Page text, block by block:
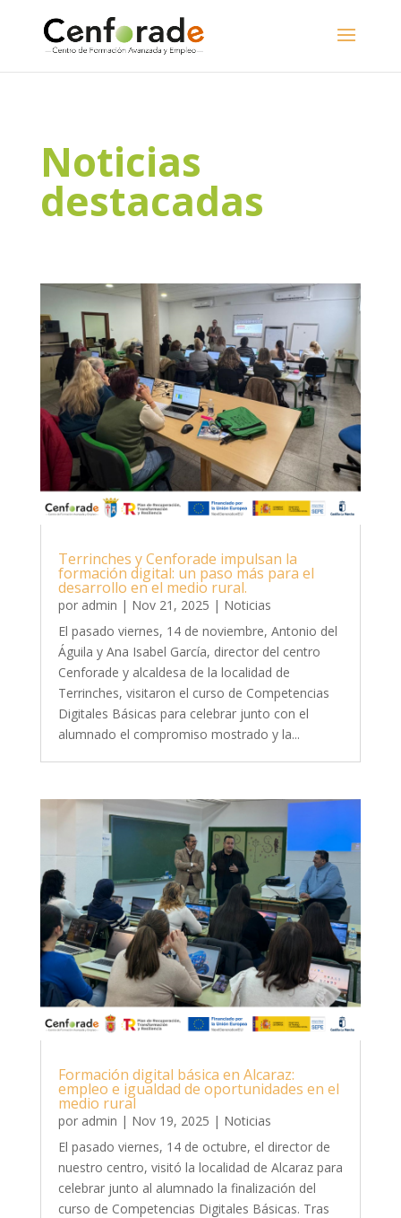
Noticias
destacadas
Terrinches y Cenforade impulsan la
formación digital: un paso más para el
desarrollo en el medio rural.
por admin | Nov 21, 2025 | Noticias
El pasado viernes, 14 de noviembre, Antonio del
Águila y Ana Isabel García, director del centro
Cenforade y alcaldesa de la localidad de
Terrinches, visitaron el curso de Competencias
Digitales Básicas para celebrar junto con el
alumnado el compromiso mostrado y la...
Formación digital básica en Alcaraz:
empleo e igualdad de oportunidades en el
medio rural
por admin | Nov 19, 2025 | Noticias
El pasado viernes, 14 de octubre, el director de
nuestro centro, visitó la localidad de Alcaraz para
celebrar junto al alumnado la finalización del
curso de Competencias Digitales Básicas. Tras